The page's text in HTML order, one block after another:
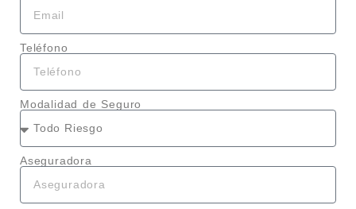
Teléfono
Modalidad de Seguro
Aseguradora